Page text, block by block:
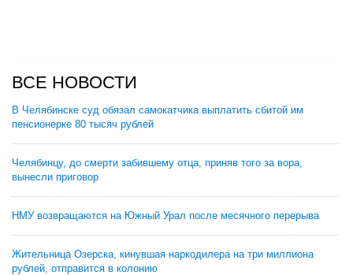
ВСЕ НОВОСТИ
В Челябинске суд обязал самокатчика выплатить сбитой им
пенсионерке 80 тысяч рублей
Челябинцу, до смерти забившему отца, приняв того за вора,
вынесли приговор
НМУ возвращаются на Южный Урал после месячного перерыва
Жительница Озерска, кинувшая наркодилера на три миллиона
рублей, отправится в колонию